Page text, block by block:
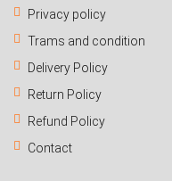
Privacy policy
Trams and condition
Delivery Policy
Return Policy
Refund Policy
Contact